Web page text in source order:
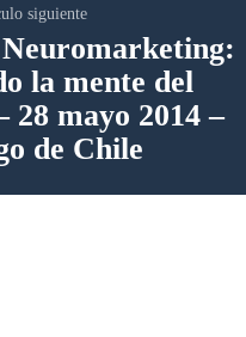
siguiente
la mente del
28 mayo 2014 –
de Chile